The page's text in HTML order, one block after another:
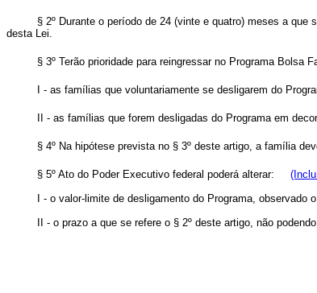
§ 2º Durante o período de 24 (vinte e quatro) meses a que
desta Lei.
§ 3º Terão prioridade para reingressar no Programa Bolsa
I - as famílias que voluntariamente se desligarem do
II - as famílias que forem desligadas do Programa em
§ 4º Na hipótese prevista no § 3º deste artigo, a família
§ 5º Ato do Poder Executivo federal poderá alterar:
I - o valor-limite de desligamento do Programa,
II - o prazo a que se refere o § 2º deste artigo, não